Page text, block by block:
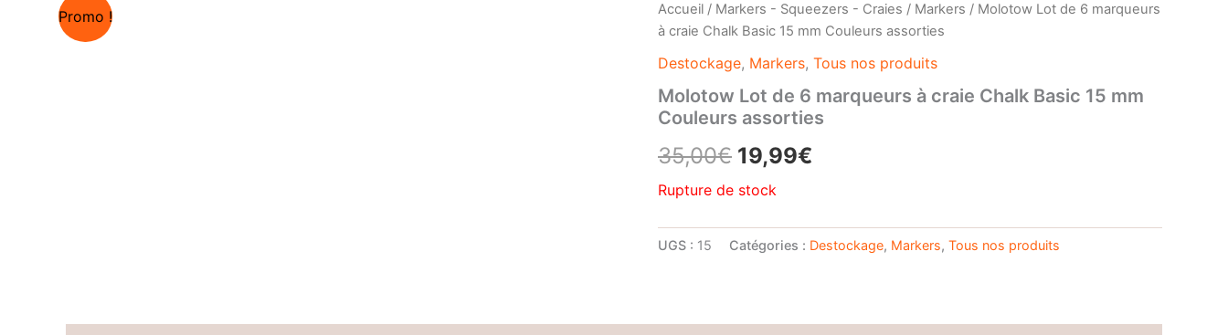
Promo ! Accueil / Markers - Squeezers - Craies / Markers / Molotow Lot de 6 marqueurs
à craie Chalk Basic 15 mm Couleurs assorties
Destockage, Markers, Tous nos produits
Molotow Lot de 6 marqueurs à craie Chalk Basic 15 mm
Couleurs assorties
35,00€ Le
prix
initial
était :
19,99€
actuel
Rupture de stock
UGS : 15 Catégories : Destockage, Markers, Tous nos produits